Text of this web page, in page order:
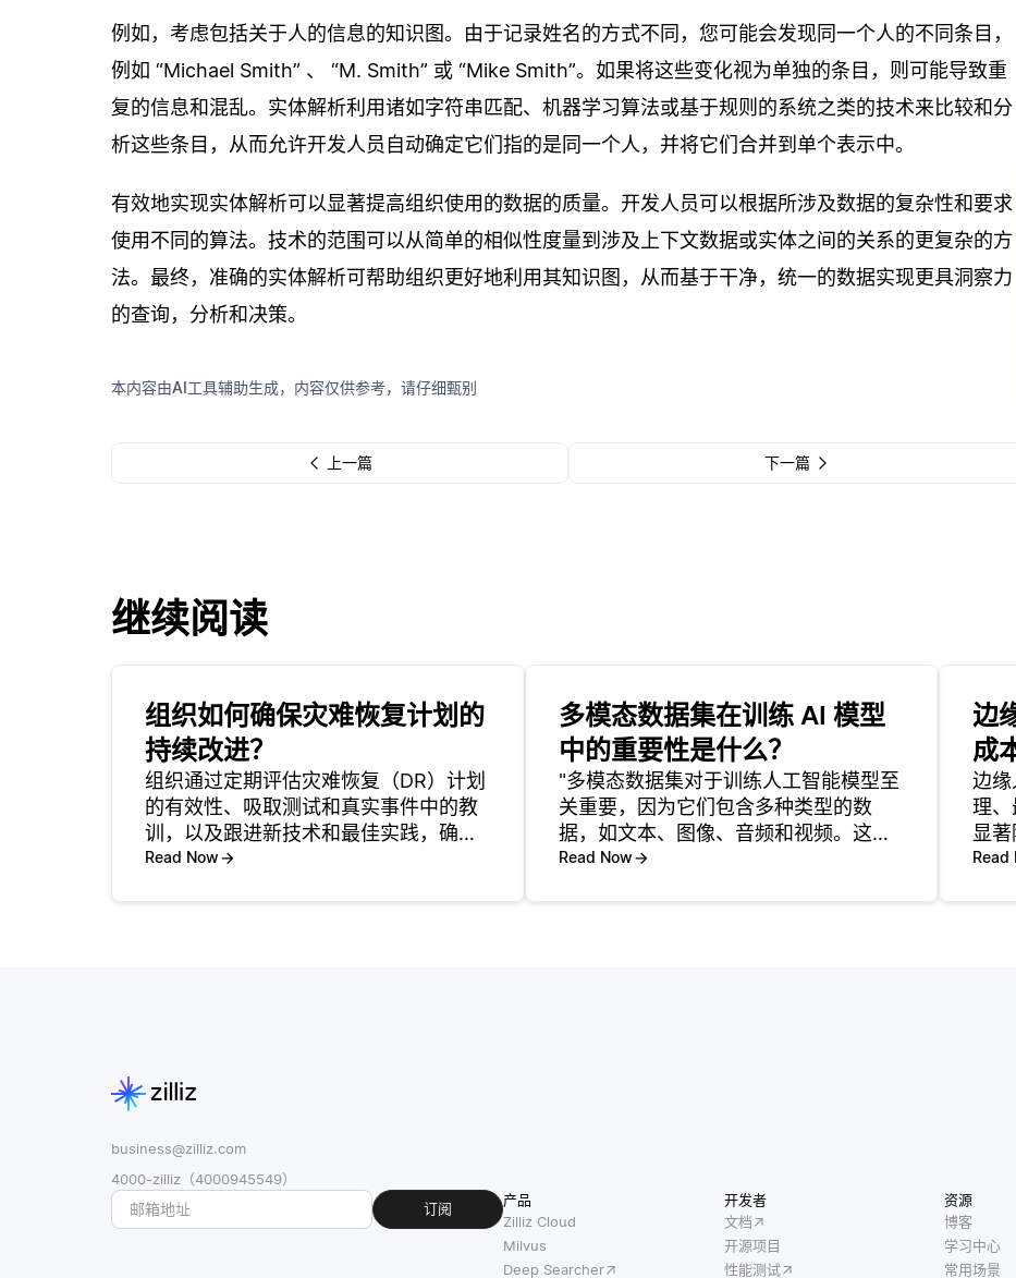
例如，考虑包括关于人的信息的知识图。由于记录姓名的方式不同，您可能会发现同一个人的不同条目，
例如 “Michael Smith” 、 “M. Smith” 或 “Mike Smith”。如果将这些变化视为单独的条目，则可能导致重
复的信息和混乱。实体解析利用诸如字符串匹配、机器学习算法或基于规则的系统之类的技术来比较和分
析这些条目，从而允许开发人员自动确定它们指的是同一个人，并将它们合并到单个表示中。
有效地实现实体解析可以显著提高组织使用的数据的质量。开发人员可以根据所涉及数据的复杂性和要求
使用不同的算法。技术的范围可以从简单的相似性度量到涉及上下文数据或实体之间的关系的更复杂的方
法。最终，准确的实体解析可帮助组织更好地利用其知识图，从而基于干净，统一的数据实现更具洞察力
的查询，分析和决策。
本内容由AI工具辅助生成，内容仅供参考，请仔细甄别
上一篇 下一篇
继续阅读
组织如何确保灾难恢复计划的
持续改进？
组织通过定期评估灾难恢复（DR）计划
的有效性、吸取测试和真实事件中的教
训，以及跟进新技术和最佳实践，确保
灾难恢复计划的持续改进。这一持续的
Read Now
多模态数据集在训练 AI 模型
中的重要性是什么？
"多模态数据集对于训练人工智能模型至
关重要，因为它们包含多种类型的数
据，如文本、图像、音频和视频。这种
多样性使模型能够学习更丰富的信息表
Read Now
边
成
边缘
理、
显
处理
Read
business@zilliz.com
4000-zilliz（4000945549）
订阅
产品
Zilliz Cloud
Milvus
Deep Searcher
开发者
文档
开源项目
性能测试
资源
博客
学习中心
常用场景